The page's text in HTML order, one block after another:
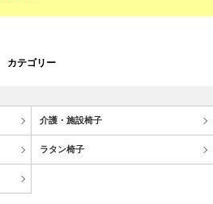
カテゴリー
介護・施設椅子
ラタン椅子